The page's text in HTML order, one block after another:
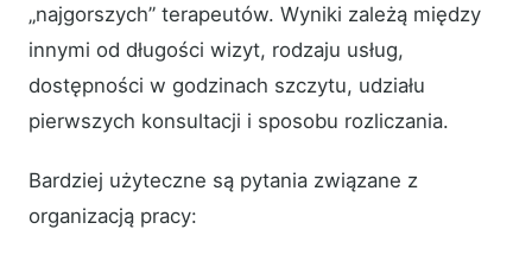
„najgorszych” terapeutów. Wyniki zależą między
innymi od długości wizyt, rodzaju usług,
dostępności w godzinach szczytu, udziału
pierwszych konsultacji i sposobu rozliczania.
Bardziej użyteczne są pytania związane z
organizacją pracy: